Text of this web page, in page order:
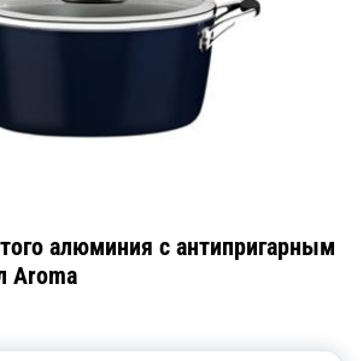
алюминия с антипригарным
Aroma